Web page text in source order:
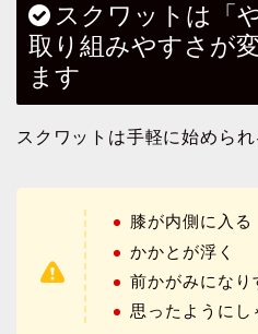
スクワットは「
取り組みやすさが
ます
スクワットは手軽に始められ
膝が内側に入る
かかとが浮く
前かがみになり
思ったようにし